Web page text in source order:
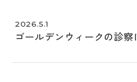
2026.5.1
ゴールデンウィークの診察